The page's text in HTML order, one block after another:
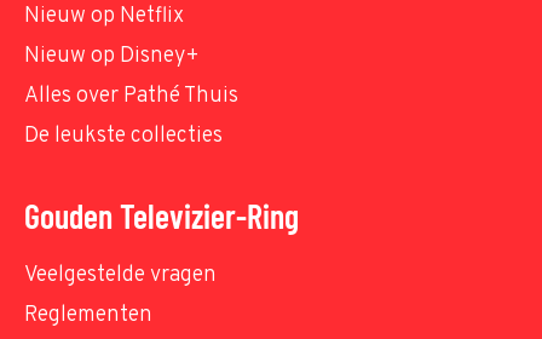
Nieuw op Netflix
Nieuw op Disney+
Alles over Pathé Thuis
De leukste collecties
Gouden Televizier-Ring
Veelgestelde vragen
Reglementen